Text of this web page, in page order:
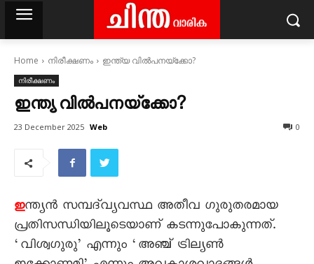
Home നിരീക്ഷണം ഇന്ത്യ വിൽപനയ്‌ക്കോ?
നിരീക്ഷണം
ഇന്ത്യ വിൽപനയ്‌ക്കോ?
23 December 2025 Web 0
ഇന്ത്യൻ സമ്പദ്‌വ്യവസ്ഥ അതീവ ഗുരുതരമായ
പ്രതിസന്ധിയിലൂടെയാണ് കടന്നുപോകുന്നത്.
‘വിശ്വഗുരു’ എന്നും ‘അഞ്ച് ട്രില്യൺ